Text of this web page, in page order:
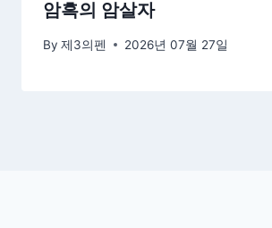
암흑의 암살자
By 제3의펜 2026년 07월 27일